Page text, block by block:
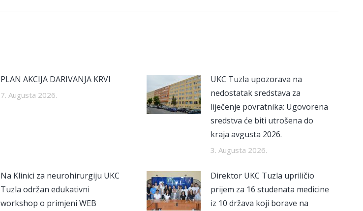
PLAN AKCIJA DARIVANJA KRVI
7. Augusta 2026.
UKC Tuzla upozorava na
nedostatak sredstava za
liječenje povratnika: Ugovorena
sredstva će biti utrošena do
kraja avgusta 2026.
3. Augusta 2026.
Na Klinici za neurohirurgiju UKC
Tuzla održan edukativni
workshop o primjeni WEB
Direktor UKC Tuzla upriličio
prijem za 16 studenata medicine
iz 10 država koji borave na